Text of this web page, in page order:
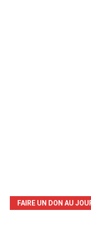
FAIRE UN DON AU